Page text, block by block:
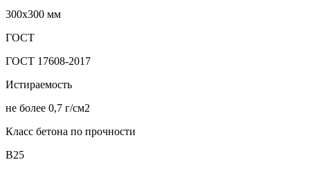
300х300 мм
ГОСТ
ГОСТ 17608-2017
Истираемость
не более 0,7 г/см2
Класс бетона по прочности
В25